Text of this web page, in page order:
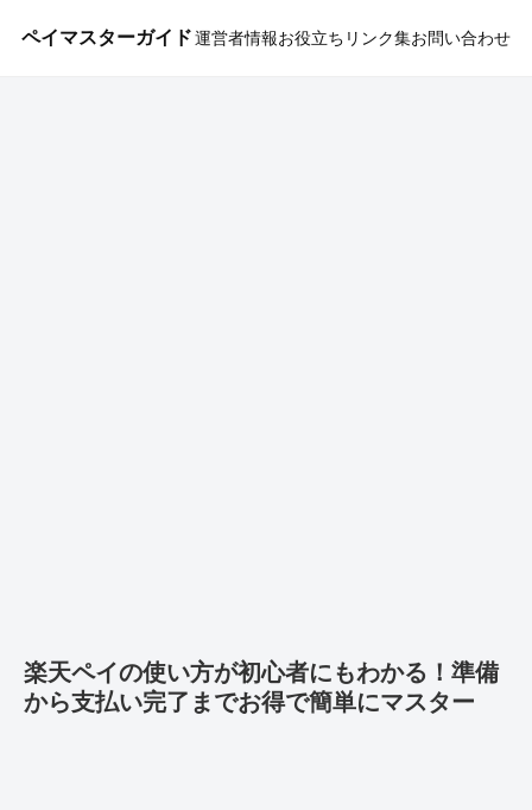
ペイマスターガイド運営者情報お役立ちリンク集お問い合わせ
楽天ペイの使い方が初心者にもわかる！準備
から支払い完了までお得で簡単にマスター